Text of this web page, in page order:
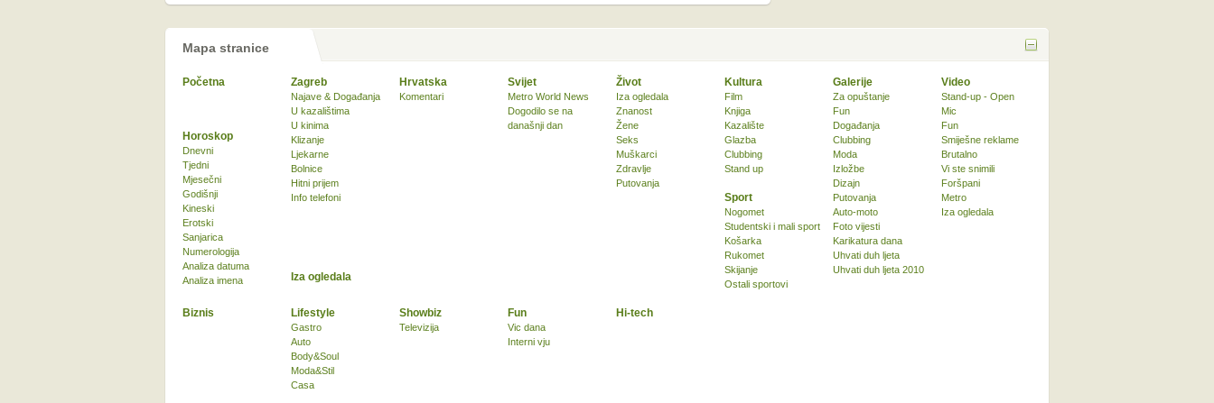
Mapa stranice
Početna Zagreb
Najave & Događanja
U kazalištima
U kinima
Klizanje
Ljekarne
Bolnice
Hitni prijem
Info telefoni
Hrvatska
Komentari
Svijet
Metro World News
Dogodilo se na
današnji dan
Život
Iza ogledala
Znanost
Žene
Seks
Muškarci
Zdravlje
Putovanja
Kultura
Film
Knjiga
Kazalište
Glazba
Clubbing
Stand up
Sport
Nogomet
Studentski i mali sport
Košarka
Rukomet
Skijanje
Ostali sportovi
Biznis Lifestyle
Gastro
Auto
Body&Soul
Moda&Stil
Casa
Showbiz
Televizija
Fun
Vic dana
Interni vju
Horoskop
Dnevni
Tjedni
Mjesečni
Godišnji
Kineski
Erotski
Sanjarica
Numerologija
Analiza datuma
Analiza imena
Iza ogledala
Hi-tech
Galerije
Za opuštanje
Fun
Događanja
Clubbing
Moda
Izložbe
Dizajn
Putovanja
Auto-moto
Foto vijesti
Karikatura dana
Uhvati duh ljeta
Uhvati duh ljeta 2010
Video
Stand-up - Open
Mic
Fun
Smiješne reklame
Brutalno
Vi ste snimili
Foršpani
Metro
Iza ogledala